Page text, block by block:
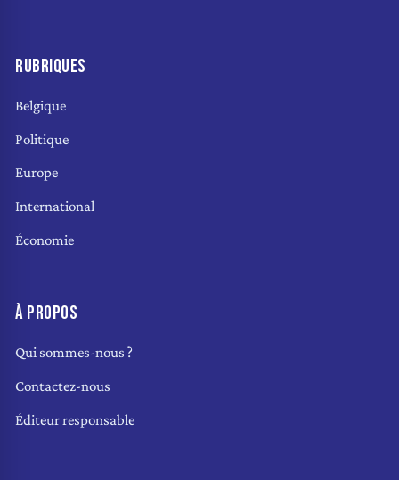
RUBRIQUES
Belgique
Politique
Europe
International
Économie
À PROPOS
Qui sommes-nous ?
Contactez-nous
Éditeur responsable